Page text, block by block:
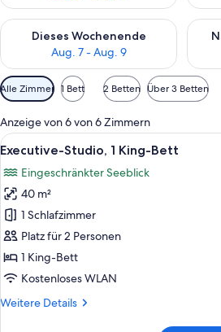
Dieses Wochenende
Aug. 7 - Aug. 9
Überprüfe die Verfügbarkeit für
Verfügbare
Filter
für
Zimmer
Alle Zimmer 1 Bett 2 Betten Über 3 Betten
Anzeige von 6 von 6 Zimmern
Alle
Fotos
für
Executive-
Studio,
1 King-
Bett
anzeigen
Ein
6
Executive-Studio, 1 King-Bett
Eingeschränkter Seeblick
40 m²
1 Schlafzimmer
Platz für 2 Personen
1 King-Bett
Kostenloses WLAN
Weitere Details
Weitere